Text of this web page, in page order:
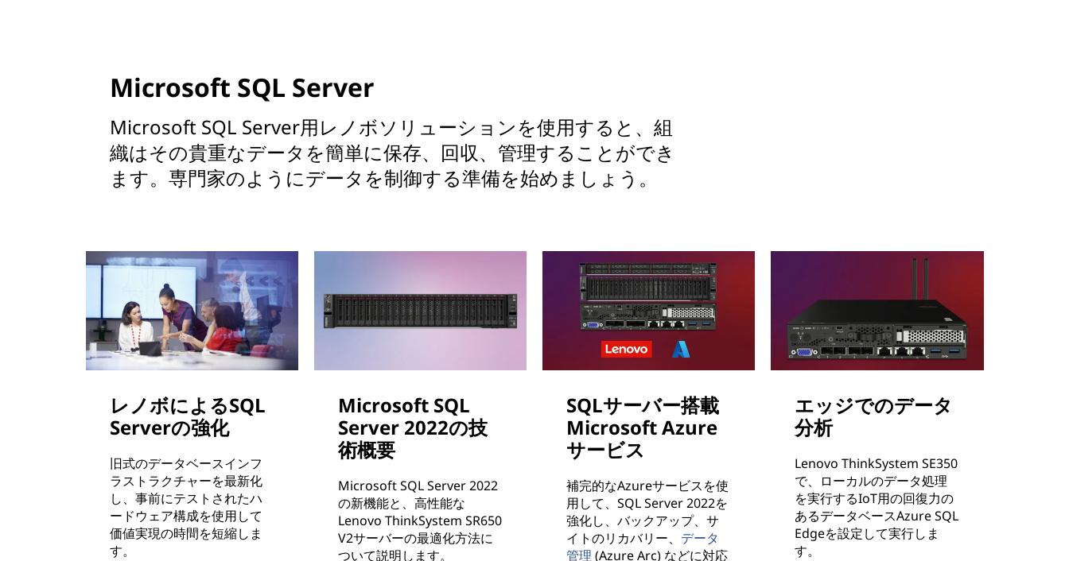
Microsoft SQL Server
Microsoft SQL Server用レノボソリューションを使用すると、組
織はその貴重なデータを簡単に保存、回収、管理することができ
ます。専門家のようにデータを制御する準備を始めましょう。
レノボによるSQL
Serverの強化
旧式のデータベースインフ
ラストラクチャーを最新化
し、事前にテストされたハ
ードウェア構成を使用して
価値実現の時間を短縮しま
す。
Microsoft SQL
Server 2022の技
術概要
Microsoft SQL Server 2022
の新機能と、高性能な
Lenovo ThinkSystem SR650
V2サーバーの最適化方法に
ついて説明します。
SQLサーバー搭載
Microsoft Azure
サービス
補完的なAzureサービスを使
用して、SQL Server 2022を
強化し、バックアップ、サ
イトのリカバリー、 データ
管理 (Azure Arc) などに対応
エッジでのデータ
分析
Lenovo ThinkSystem SE350
で、ローカルのデータ処理
を実行するIoT用の回復力の
あるデータベースAzure SQL
Edgeを設定して実行しま
す。